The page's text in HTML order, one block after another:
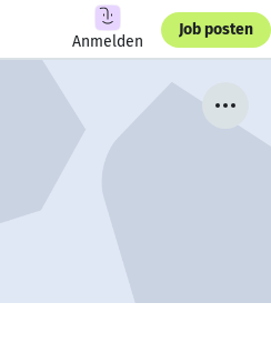
Anmelden
Job posten